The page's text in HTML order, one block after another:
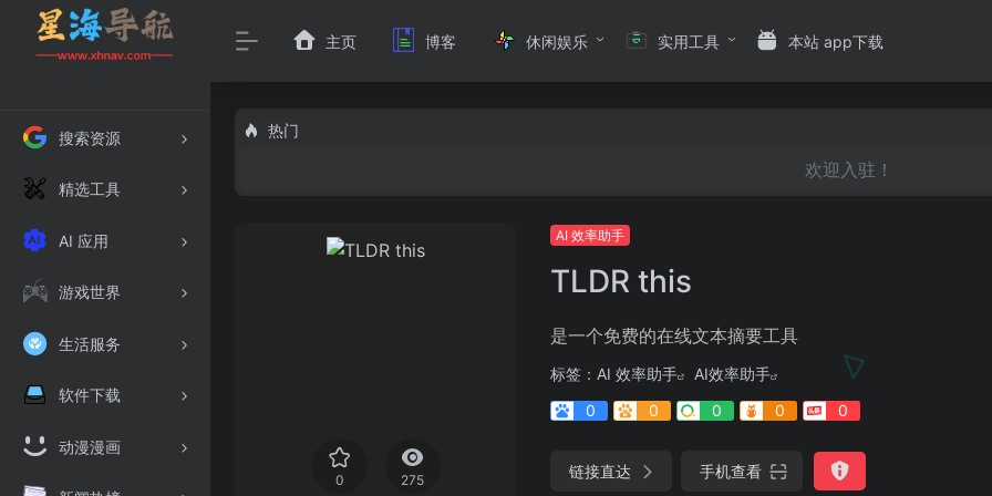
搜索资源
精选工具
AI 应用
游戏世界
生活服务
软件下载
动漫漫画
主页 博客 休闲娱乐 实用工具 本站 app下载
热门
欢迎入驻！
0 275
AI 效率助手
TLDR this
是一个免费的在线文本摘要工具
标签： AI 效率助手
AI效率助手
0
0 0 0 0
链接直达 手机查看